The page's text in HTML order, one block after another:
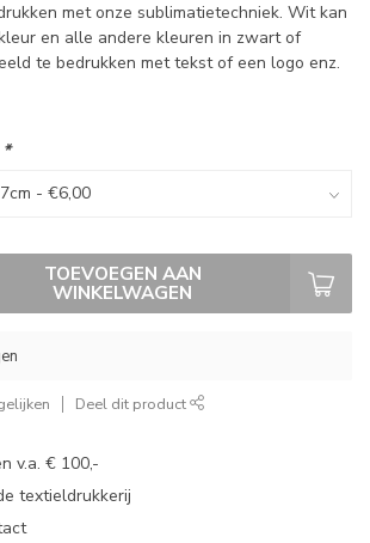
met onze sublimatietechniek. Wit kan
en alle andere kleuren in zwart of
te bedrukken met tekst of een logo enz.
*
TOEVOEGEN AAN
WINKELWAGEN
Deel dit product
v.a. € 100,-
textieldrukkerij